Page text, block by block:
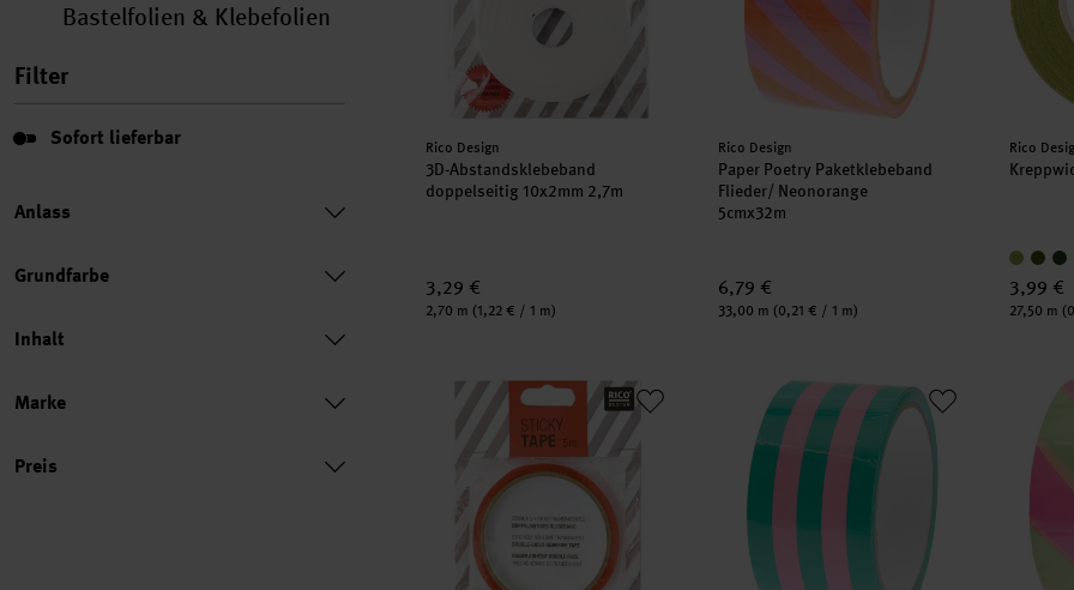
Bastelfolien & Klebefolien
Filter
Sofort lieferbar
Sofort lieferbar
Anlass
Grundfarbe
Inhalt
Marke
Preis
Preis
Hersteller:
Rico Design
3D-Abstandsklebeband
doppelseitig 10x2mm 2,7m
3,29 €
Inhalt:
2,70 m (1,22 € / 1 m)
Hersteller:
Rico Design
Paper Poetry Paketklebeband
Flieder/ Neonorange
5cmx32m
6,79 €
Inhalt:
33,00 m (0,21 € / 1 m)
Rico
3,99 €
Inhalt:
27,50 m
Sticky Tape 5m Paper Poetry Paketklebeband Rosa/GrünPaper